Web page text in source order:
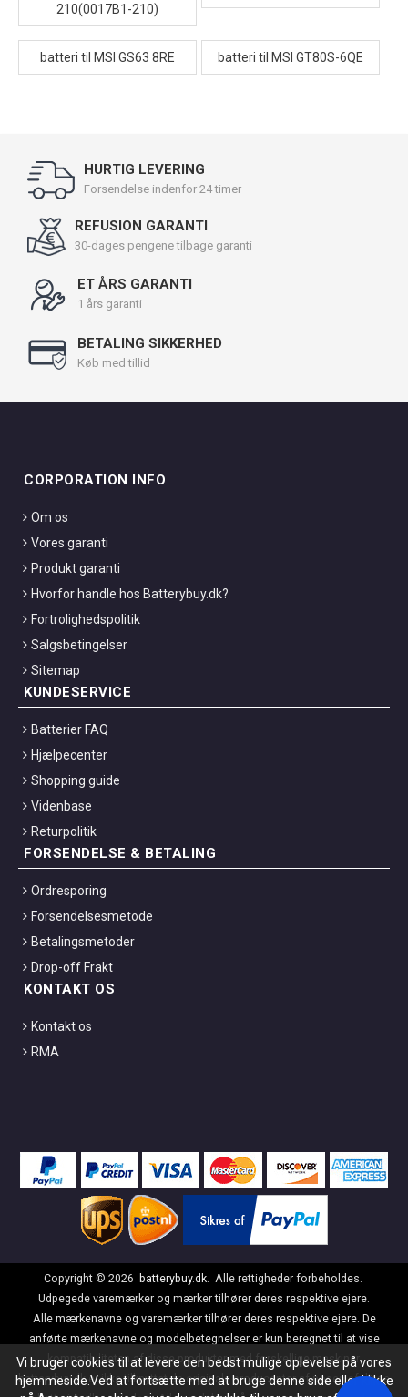
210(0017B1-210)
batteri til MSI GS63 8RE batteri til MSI GT80S-6QE
HURTIG LEVERING
Forsendelse indenfor 24 timer
REFUSION GARANTI
30-dages pengene tilbage garanti
ET ÅRS GARANTI
1 års garanti
BETALING SIKKERHED
Køb med tillid
CORPORATION INFO
Om os
Vores garanti
Produkt garanti
Hvorfor handle hos Batterybuy.dk?
Fortrolighedspolitik
Salgsbetingelser
Sitemap
KUNDESERVICE
Batterier FAQ
Hjælpecenter
Shopping guide
Videnbase
Returpolitik
FORSENDELSE & BETALING
Ordresporing
Forsendelsesmetode
Betalingsmetoder
Drop-off Frakt
KONTAKT OS
Kontakt os
RMA
Copyright © 2026 batterybuy.dk. Alle rettigheder forbeholdes.
Udpegede varemærker og mærker tilhører deres respektive ejere.
Alle mærkenavne og varemærker tilhører deres respektive ejere. De
anførte mærkenavne og modelbetegnelser er kun beregnet til at vise
kompatibiliteten af disse produkter med forskellige maskiner.
batterybuy.dk er ikke tilknyttet de originale producenter af nogen af disse
Vi bruger cookies til at levere den bedst mulige oplevelse på vores
hjemmeside.Ved at fortsætte med at bruge denne side eller klikke